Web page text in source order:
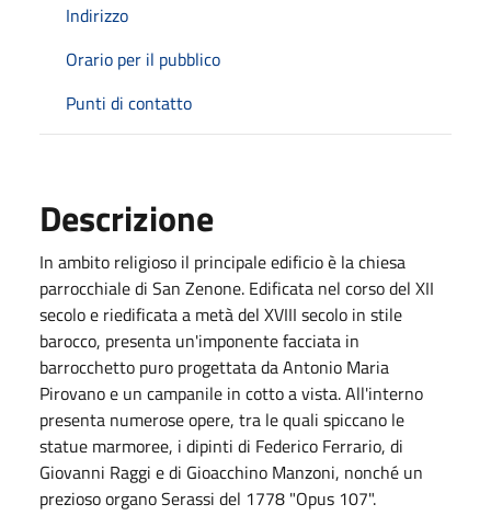
Indirizzo
Orario per il pubblico
Punti di contatto
Descrizione
In ambito religioso il principale edificio è la chiesa
parrocchiale di San Zenone. Edificata nel corso del XII
secolo e riedificata a metà del XVIII secolo in stile
barocco, presenta un'imponente facciata in
barrocchetto puro progettata da Antonio Maria
Pirovano e un campanile in cotto a vista. All'interno
presenta numerose opere, tra le quali spiccano le
statue marmoree, i dipinti di Federico Ferrario, di
Giovanni Raggi e di Gioacchino Manzoni, nonché un
prezioso organo Serassi del 1778 "Opus 107".